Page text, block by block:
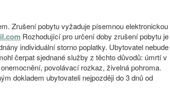
Zrušení pobytu vyžaduje písemnou elektronickou
Rozhodující pro určení doby zrušení pobytu je
individuální storno poplatky. Ubytovatel nebude
čerpat sjednané služby z těchto důvodů: úmrtí v
povolávací rozkaz, živelná pohroma.
dokladem ubytovateli nejpozději do 3 dnů od